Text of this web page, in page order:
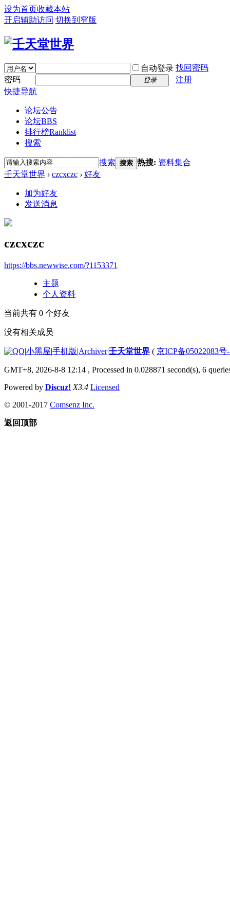
设为首页收藏本站
开启辅助访问 切换到窄版
自动登录 找回密码
密码
登录
注册
快捷导航
论坛公告
论坛BBS
排行榜Ranklist
搜索
搜索 搜索 热搜: 资料集合
壬天堂世界 › czcxczc › 好友
加为好友
发送消息
czcxczc
https://bbs.newwise.com/?1153371
主题
个人资料
当前共有 0 个好友
没有相关成员
|小黑屋|手机版|Archiver|壬天堂世界 ( 京ICP备05022083号
GMT+8, 2026-8-8 12:14 , Processed in 0.028871 second(s), 6
Powered by Discuz! X3.4 Licensed
© 2001-2017 Comsenz Inc.
返回顶部